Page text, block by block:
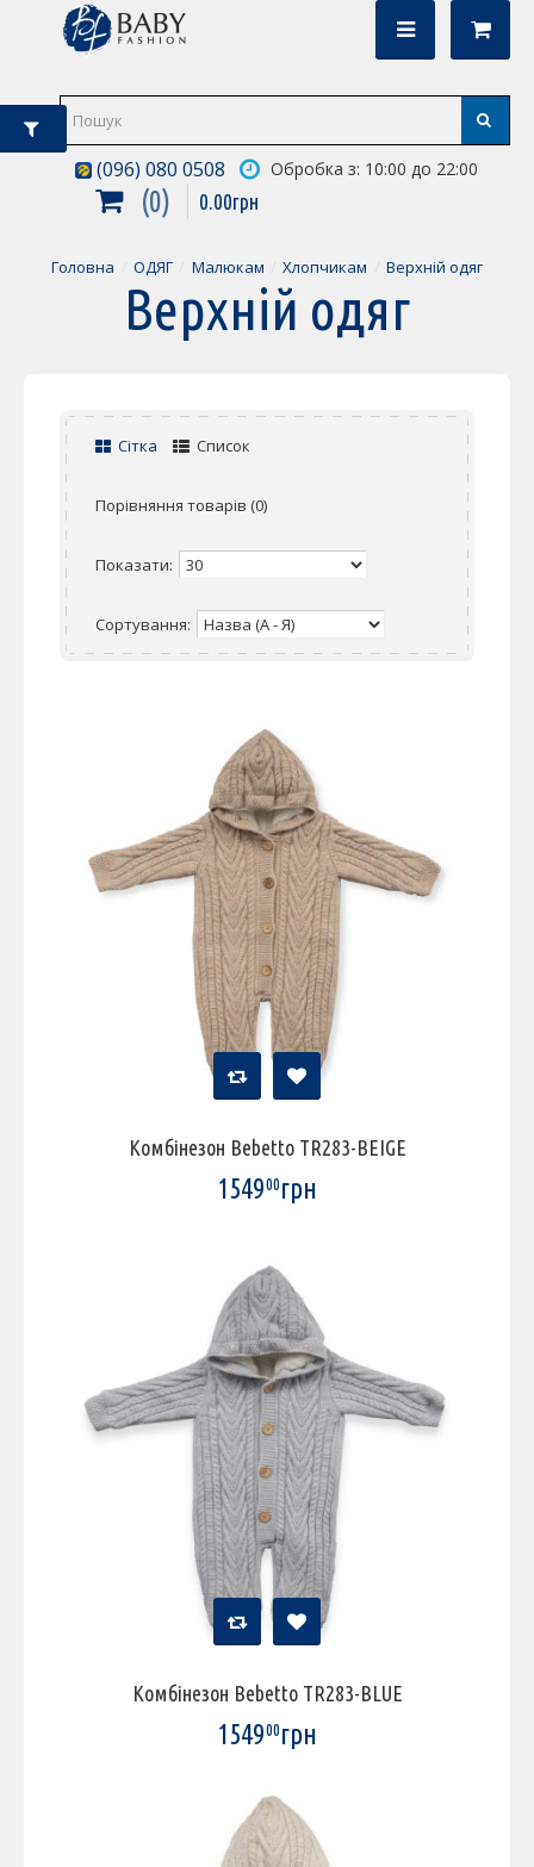
(096) 080 0508 Обробка з: 10:00 до 22:00
0 0.00грн
Головна ОДЯГ Малюкам Хлопчикам Верхній одяг
Верхній одяг
Сітка Список
Порівняння товарів (0)
Показати:
Сортування:
Комбінезон Bebetto TR283-BEIGE
154900грн
Комбінезон Bebetto TR283-BLUE
154900грн